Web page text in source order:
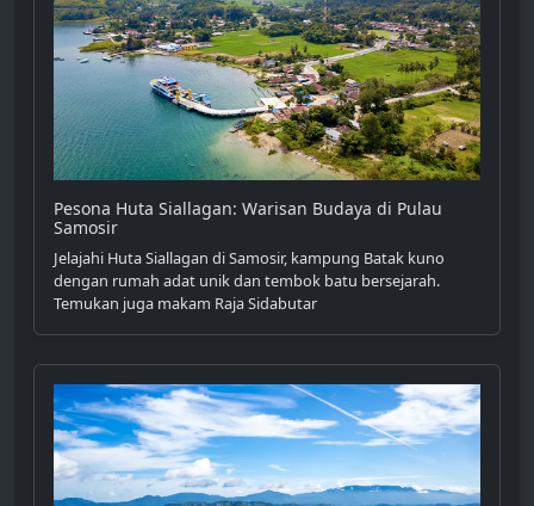
Pesona Huta Siallagan: Warisan Budaya di Pulau
Samosir
Jelajahi Huta Siallagan di Samosir, kampung Batak kuno
dengan rumah adat unik dan tembok batu bersejarah.
Temukan juga makam Raja Sidabutar